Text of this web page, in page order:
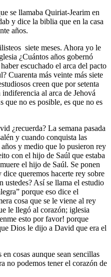
se llamaba Quiriat-Jearim en
y dice la biblia que en la casa
años.
siete meses. Ahora yo le
¿Cuántos años gobernó
escuchado el arca del pacto
Cuarenta más veinte más siete
creen que por setenta
al arca de Jehová
que no es posible, es que no es
¿recuerda? La semana pasada
y cuando conquista las
años y medio que lo pusieron rey
con el hijo de Saúl que estaba
el hijo de Saúl. Se ponen
queremos hacerte rey sobre
ustedes? Así se llama el estudio
porque eso dice el
cosa que se le viene al rey
le llegó al corazón; iglesia
esto por favor! porque
Dios le dijo a David que era el
cosas aunque sean sencillas
no podemos tener el corazón de